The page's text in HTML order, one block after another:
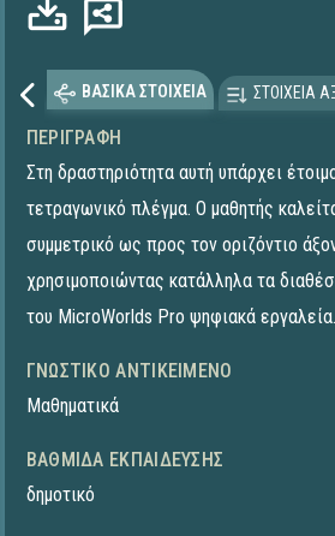
ΒΑΣΙΚΑ ΣΤΟΙΧΕΙΑ ΣΤΟΙΧΕΙΑ
ΠΕΡΙΓΡΑΦΉ
Στη δραστηριότητα αυτή υπάρχει
τετραγωνικό πλέγμα. Ο μαθητής
συμμετρικό ως προς τον οριζόντιο
χρησιμοποιώντας κατάλληλα τα
του MicroWorlds Pro ψηφιακά εργαλεία.
ΓΝΩΣΤΙΚΌ ΑΝΤΙΚΕΊΜΕΝΟ
Μαθηματικά
ΒΑΘΜΊΔΑ ΕΚΠΑΊΔΕΥΣΗΣ
δημοτικό